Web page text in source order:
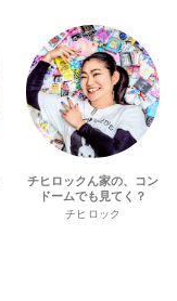
チヒロックん家の、コン
ドームでも見てく？
チヒロック